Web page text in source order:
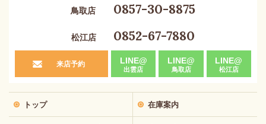
鳥取店 0857-30-8875
松江店 0852-67-7880
来店予約 LINE@
出雲店
LINE@
鳥取店
LINE@
松江店
トップ 在庫案内